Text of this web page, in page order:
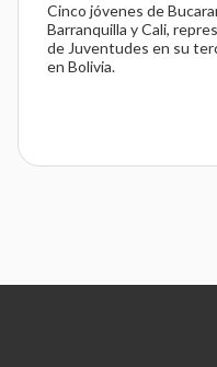
Cinco jóvenes de
Barranquilla y Cali,
de Juventudes en su
en Bolivia.